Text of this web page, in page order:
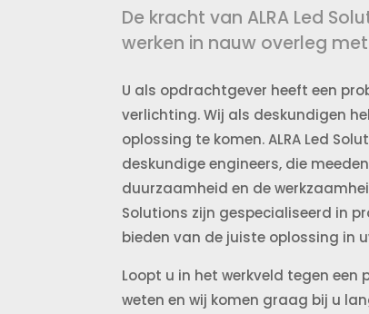
De kracht van ALRA Led
werken in nauw overleg
U als opdrachtgever heeft een
verlichting. Wij als deskundigen
oplossing te komen. ALRA Led
deskundige engineers, die
duurzaamheid en de
Solutions zijn gespecialiseerd in
bieden van de juiste oplossing in
Loopt u in het werkveld tegen een
weten en wij komen graag bij u